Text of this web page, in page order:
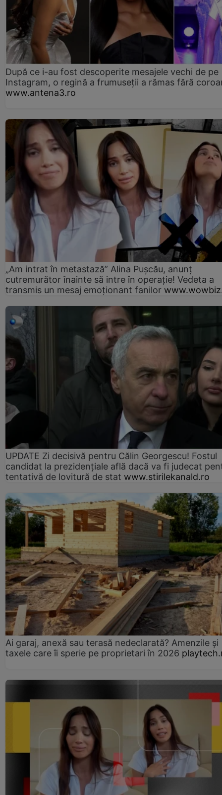
După ce i-au fost descoperite mesajele vechi de pe
Instagram, o regină a frumuseții a rămas fără
www.antena3.ro
„Am intrat în metastază” Alina Pușcău, anunț
cutremurător înainte să intre în operație! Vedeta a
transmis un mesaj emoționant fanilor
UPDATE Zi decisivă pentru Călin Georgescu! Fostul
candidat la prezidențiale află dacă va fi judecat
tentativă de lovitură de stat www.stirilekanald.ro
Ai garaj, anexă sau terasă nedeclarată? Amenzile și
taxele care îi sperie pe proprietari în 2026